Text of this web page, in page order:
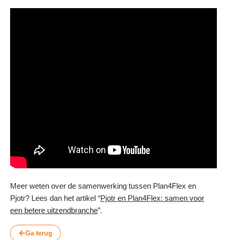
Meer weten over de samenwerking tussen Plan4Flex en
Pjotr? Lees dan het artikel “Pjotr en Plan4Flex: samen voor
een betere uitzendbranche”.
Ga terug